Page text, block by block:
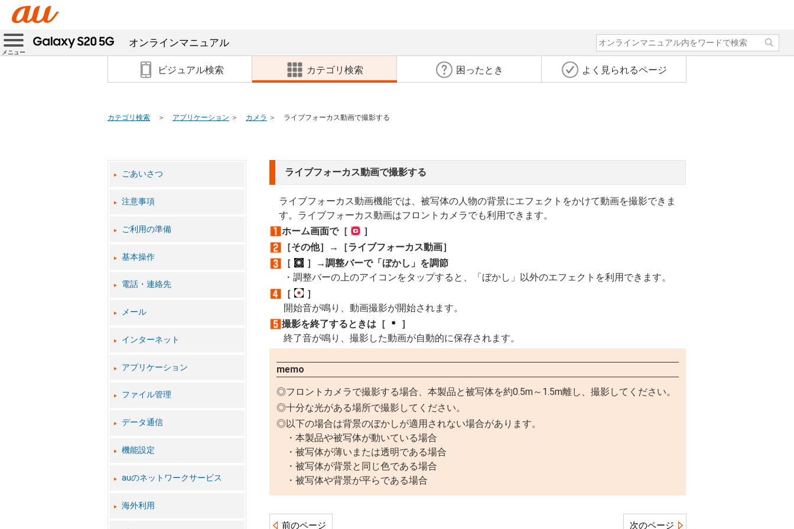
メニュー
オンラインマニュアル
ビジュアル検索 カテゴリ検索 困ったとき よく見られるページ
カテゴリ検索 アプリケーション カメラ ライブフォーカス動画で撮影する
ごあいさつ
注意事項
ご利用の準備
基本操作
電話・連絡先
メール
インターネット
アプリケーション
ファイル管理
データ通信
機能設定
auのネットワークサービス
海外利用
ライブフォーカス動画で撮影する
ライブフォーカス動画機能では、被写体の人物の背景にエフェクトをかけて動画を撮影できま
す。ライブフォーカス動画はフロントカメラでも利用できます。
ホーム画面で［
］
［その他］→［ライブフォーカス動画］
［
］→調整バーで「ぼかし」を調節
調整バーの上のアイコンをタップすると、「ぼかし」以外のエフェクトを利用できます。
［
］
開始音が鳴り、動画撮影が開始されます。
撮影を終了するときは［
］
終了音が鳴り、撮影した動画が自動的に保存されます。
memo
フロントカメラで撮影する場合、本製品と被写体を約0.5m～1.5m離し、撮影してください。
十分な光がある場所で撮影してください。
以下の場合は背景のぼかしが適用されない場合があります。
本製品や被写体が動いている場合
被写体が薄いまたは透明である場合
被写体が背景と同じ色である場合
被写体や背景が平らである場合
前のページ 次のページ